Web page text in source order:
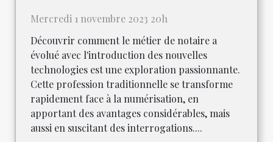
Mercredi 1 novembre 2023 20h
Découvrir comment le métier de notaire a
évolué avec l'introduction des nouvelles
technologies est une exploration passionnante.
Cette profession traditionnelle se transforme
rapidement face à la numérisation, en
apportant des avantages considérables, mais
aussi en suscitant des interrogations....